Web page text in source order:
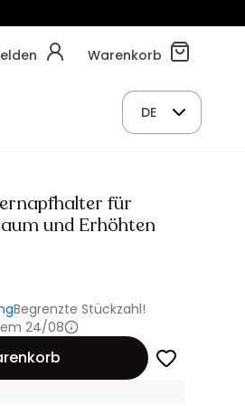
Warenkorb
DE
für
und Erhöhten
Begrenzte Stückzahl!
24/08